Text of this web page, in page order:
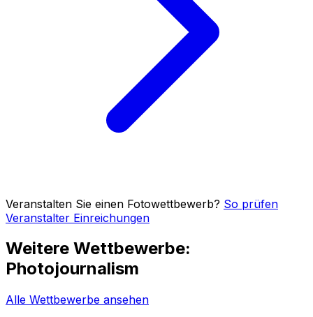
Veranstalten Sie einen Fotowettbewerb? So prüfen
Veranstalter Einreichungen
Weitere Wettbewerbe:
Photojournalism
Alle Wettbewerbe ansehen